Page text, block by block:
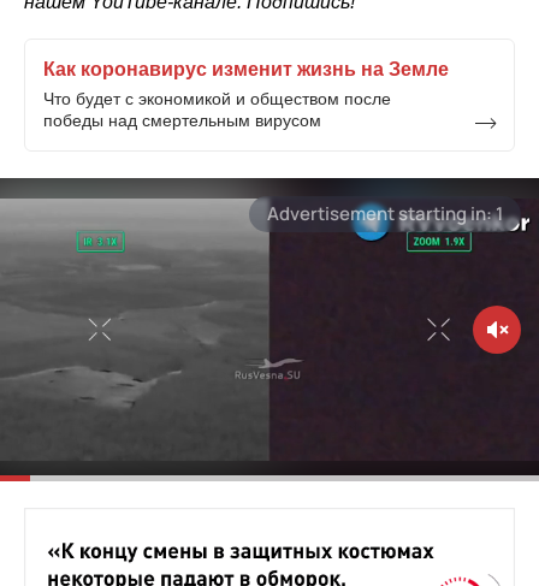
Как коронавирус изменит жизнь на Земле
Что будет с экономикой и обществом после
победы над смертельным вирусом